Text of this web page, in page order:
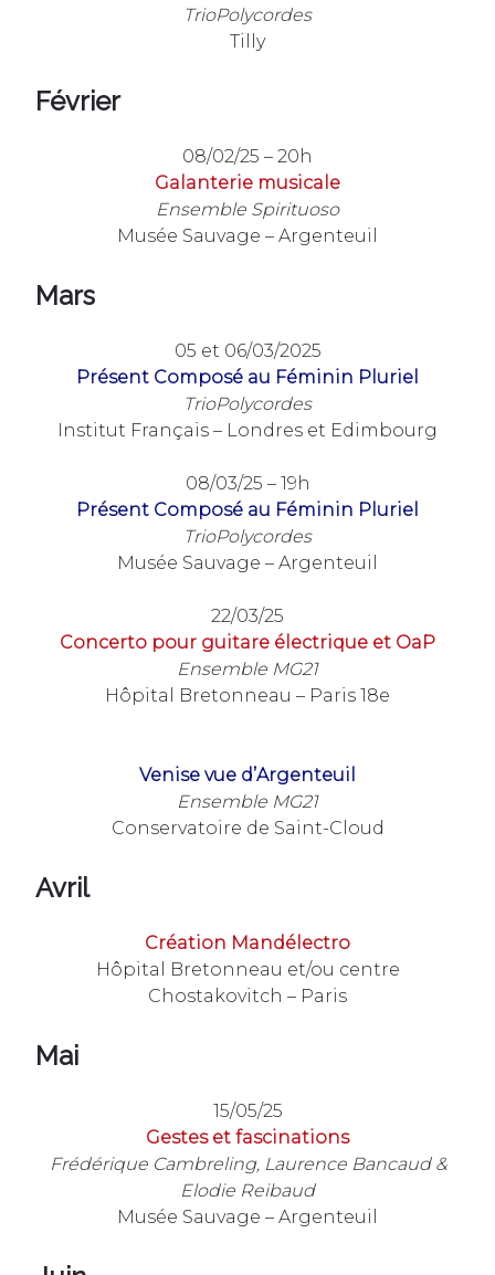
TrioPolycordes
Tilly
Février
08/02/25 – 20h
Galanterie musicale
Ensemble Spirituoso
Musée Sauvage – Argenteuil
Mars
05 et 06/03/2025
Présent Composé au Féminin Pluriel
TrioPolycordes
Institut Français – Londres et Edimbourg
08/03/25 – 19h
Présent Composé au Féminin Pluriel
TrioPolycordes
Musée Sauvage – Argenteuil
22/03/25
Concerto pour guitare électrique et OaP
Ensemble MG21
Hôpital Bretonneau – Paris 18e
Venise vue d’Argenteuil
Ensemble MG21
Conservatoire de Saint-Cloud
Avril
Création Mandélectro
Hôpital Bretonneau et/ou centre
Chostakovitch – Paris
Mai
15/05/25
Gestes et fascinations
Frédérique Cambreling, Laurence Bancaud &
Elodie Reibaud
Musée Sauvage – Argenteuil